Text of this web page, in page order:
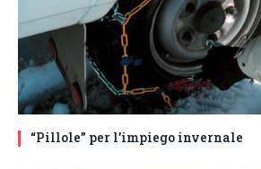
“Pillole” per l’impiego invernale